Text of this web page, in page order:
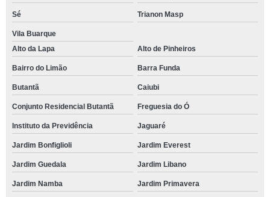
Sé Trianon Masp
Vila Buarque
Alto da Lapa
Alto de Pinheiros
Bairro do Limão Barra Funda
Butantã Caiubi
Conjunto Residencial Butantã Freguesia do Ó
Instituto da Previdência Jaguaré
Jardim Bonfiglioli Jardim Everest
Jardim Guedala Jardim Libano
Jardim Namba Jardim Primavera